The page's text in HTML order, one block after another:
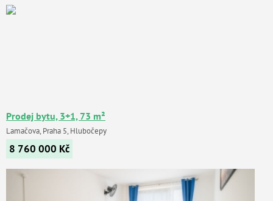
Prodej bytu, 3+1, 73 m²
Lamačova, Praha 5, Hlubočepy
8 760 000 Kč